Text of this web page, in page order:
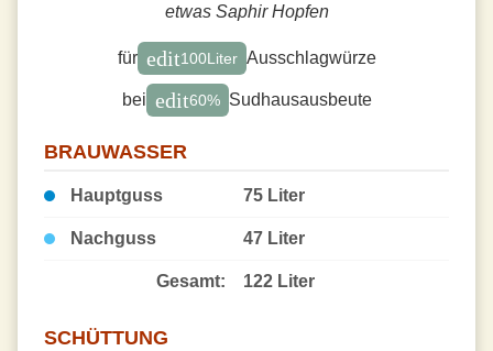
etwas Saphir Hopfen
für edit100Liter Ausschlagwürze
bei edit60% Sudhausausbeute
BRAUWASSER
Hauptguss 75 Liter
Nachguss 47 Liter
Gesamt: 122 Liter
SCHÜTTUNG